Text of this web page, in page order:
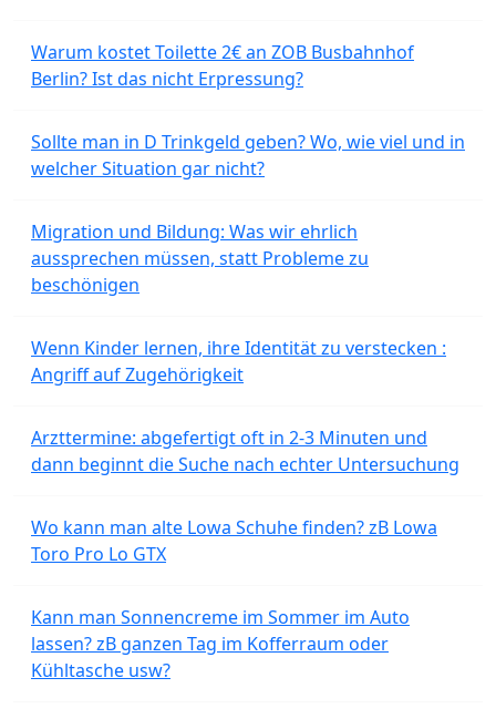
Warum kostet Toilette 2€ an ZOB Busbahnhof
Berlin? Ist das nicht Erpressung?
Sollte man in D Trinkgeld geben? Wo, wie viel und in
welcher Situation gar nicht?
Migration und Bildung: Was wir ehrlich
aussprechen müssen, statt Probleme zu
beschönigen
Wenn Kinder lernen, ihre Identität zu verstecken :
Angriff auf Zugehörigkeit
Arzttermine: abgefertigt oft in 2-3 Minuten und
dann beginnt die Suche nach echter Untersuchung
Wo kann man alte Lowa Schuhe finden? zB Lowa
Toro Pro Lo GTX
Kann man Sonnencreme im Sommer im Auto
lassen? zB ganzen Tag im Kofferraum oder
Kühltasche usw?